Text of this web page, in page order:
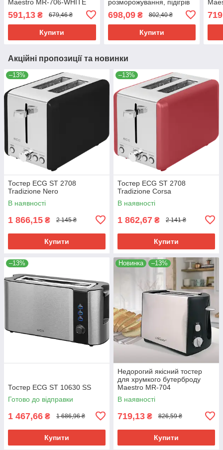
Maestro MR-706-WHITE
591,13 ₴ 679,46 ₴
Купити
розморожування, підігрів
698,09₴ 802,40 ₴
Купити
Акційні пропозиції та новинки
–13%
Тостер ECG ST 2708
Tradizione Nero
В наявності
1 866,15 ₴ 2 145 ₴
Купити
–13%
Тостер ECG ST 2708
Tradizione Corsa
В наявності
1 862,67 ₴ 2 141 ₴
Купити
–13%
Тостер ECG ST 10630 SS
Готово до відправки
1 467,66 ₴ 1 686,96 ₴
Купити
Новинка –13%
Недорогий якісний тостер
для хрумкого бутерброду
Maestro MR-704
В наявності
719,13 ₴ 826,59 ₴
Купити